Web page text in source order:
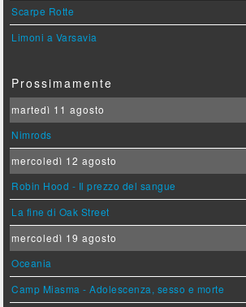
Scarpe Rotte
Limoni a Varsavia
Prossimamente
martedì 11 agosto
Nimrods
mercoledì 12 agosto
Robin Hood - Il prezzo del sangue
La fine di Oak Street
mercoledì 19 agosto
Oceania
Camp Miasma - Adolescenza, sesso e morte